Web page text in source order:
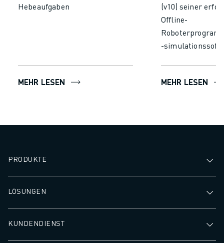
Hebeaufgaben
MEHR LESEN
(v10) seiner
Offline-
-
MEHR LESEN
PRODUKTE
LÖSUNGEN
KUNDENDIENST